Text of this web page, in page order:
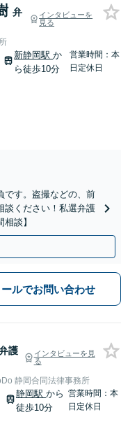
弁
インタビューを
見る
新静岡駅か
ら徒歩10分
営業時間：本
日定休日
です。盗撮などの、前
談ください！私選弁護
談】
ールでお問い合わせ
護
インタビューを見
る
弁護士法人GoDo 静岡合同法律事務所
静岡駅 から
徒歩10分
営業時間：本
日定休日